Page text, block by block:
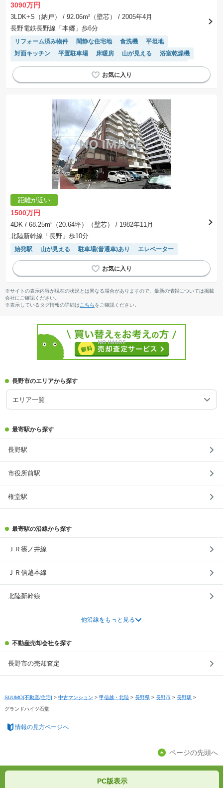
3090万円
3LDK+S（納戸） / 92.06m²（壁芯）
/ 2005年4月
長野電鉄長野線「本郷」歩6分
リフォーム済み物件 閑静な住宅地 食洗機
平坦地
対面キッチン
平置駐車場 床暖房 山が見える
浴室乾燥機
ペット相談
駐車場(普通車)あり
モニター付きインターホン
駐輪場・バイク置き場
陽当り良好 駐車場空き
距離が近い
1500万円
4DK / 68.25m²（20.64坪）（壁芯）
/ 1982年11月
北陸新幹線「長野」歩10分
始発駅 山が見える 駐車場(普通車)あり エレベーター
※サイトの表示内容が現在の状況とは異なる場合がありますので、最新の情報については掲載
会社にご確認ください。
※表示しているタグ情報の詳細は こちらをご確認ください。
長野市のエリアから探す
エリア一覧
最寄駅から探す
長野駅
市役所前駅
権堂駅
最寄駅の沿線から探す
ＪＲ篠ノ井線
ＪＲ信越本線
北陸新幹線
他沿線をもっと見る
不動産売却会社を探す
長野市の売却査定
SUUMO[不動産/住宅] > 中古マンション > 甲信越・北陸 > 長野県 > 長野市 > 長野駅 >
グランドハイツ石堂
情報の見方ページへ
ページの先頭へ
PC版表示